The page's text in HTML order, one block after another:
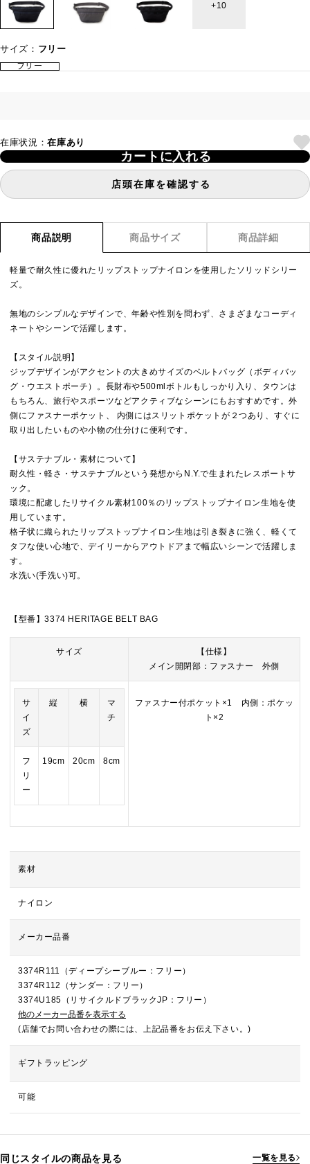
10
サイズ： フリー
フリー
在庫状況：在庫あり
カートに入れる
店頭在庫を確認する
商品説明 商品サイズ 商品詳細
軽量で耐久性に優れたリップストップナイロンを使用したソリッドシリー
ズ。
無地のシンプルなデザインで、年齢や性別を問わず、さまざまなコーディ
ネートやシーンで活躍します。
【スタイル説明】
ジップデザインがアクセントの大きめサイズのベルトバッグ（ボディバッ
グ・ウエストポーチ）。長財布や500mlボトルもしっかり入り、タウンは
もちろん、旅行やスポーツなどアクティブなシーンにもおすすめです。外
側にファスナーポケット、 内側にはスリットポケットが２つあり、すぐに
取り出したいものや小物の仕分けに便利です。
【サステナブル・素材について】
耐久性・軽さ・サステナブルという発想からN.Y.で生まれたレスポートサ
ック。
環境に配慮したリサイクル素材100％のリップストップナイロン生地を使
用しています。
格子状に織られたリップストップナイロン生地は引き裂きに強く、軽くて
タフな使い心地で、デイリーからアウトドアまで幅広いシーンで活躍しま
す。
水洗い(手洗い)可。
【型番】3374 HERITAGE BELT BAG
サイズ
【仕様】
メイン開閉部：ファスナー 外側
サ
イ
ズ
縦 横
マ
チ
フ
リ
ー
19cm 20cm 8cm
ファスナー付ポケット×1 内側：ポケッ
ト×2
素材
ナイロン
メーカー品番
3374R111（ディープシーブルー：フリー）
3374R112（サンダー：フリー）
3374U185（リサイクルドブラックJP：フリー）
他のメーカー品番を表示する
(店舗でお問い合わせの際には、上記品番をお伝え下さい。)
ギフトラッピング
可能
同じスタイルの商品を見る 一覧を見る